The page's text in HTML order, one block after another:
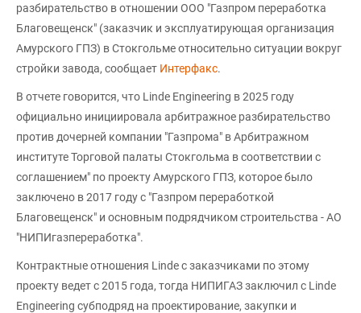
разбирательство в отношении ООО "Газпром переработка
Благовещенск" (заказчик и эксплуатирующая организация
Амурского ГПЗ) в Стокгольме относительно ситуации вокруг
стройки завода, сообщает Интерфакс.
В отчете говорится, что Linde Engineering в 2025 году
официально инициировала арбитражное разбирательство
против дочерней компании "Газпрома" в Арбитражном
институте Торговой палаты Стокгольма в соответствии с
соглашением" по проекту Амурского ГПЗ, которое было
заключено в 2017 году с "Газпром переработкой
Благовещенск" и основным подрядчиком строительства - АО
"НИПИгазпереработка".
Контрактные отношения Linde с заказчиками по этому
проекту ведет с 2015 года, тогда НИПИГАЗ заключил с Linde
Engineering субподряд на проектирование, закупки и